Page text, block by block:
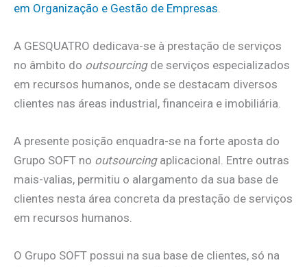
em Organização e Gestão de Empresas
A GESQUATRO dedicava-se à prestação de serviços
no âmbito do outsourcingde serviços especializados
em recursos humanos, onde se destacam diversos
clientes nas áreas industrial, financeira e imobiliária.
A presente posição enquadra-se na forte aposta do
Grupo SOFT no outsourcingaplicacional. Entre outras
mais-valias, permitiu o alargamento da sua base de
clientes nesta área concreta da prestação de serviços
em recursos humanos.
O Grupo SOFT possui na sua base de clientes, só na